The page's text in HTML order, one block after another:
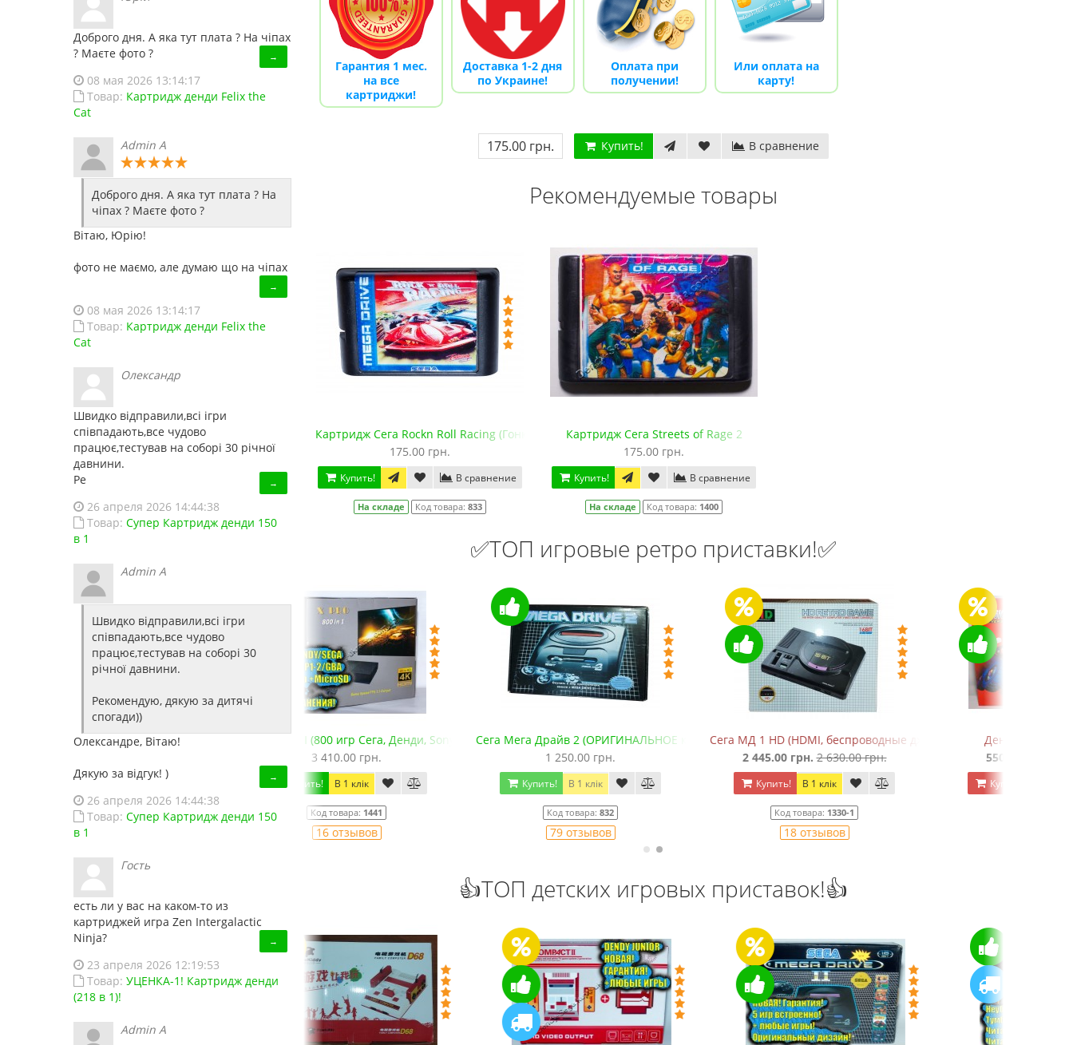
Доброго дня. А яка тут плата ? На чіпах
? Маєте фото ?
→
08 мая 2026 13:14:17
Товар: Картридж денди Felix the
Cat
Admin A
Доброго дня. А яка тут плата ? На
чіпах ? Маєте фото ?
Вітаю, Юрію!
фото не маємо, але думаю що на чіпах
→
08 мая 2026 13:14:17
Товар: Картридж денди Felix the
Cat
Олександр
Швидко відправили,всі ігри
співпадають,все чудово
працює,тестував на соборі 30 річної
давнини.
Ре
→
26 апреля 2026 14:44:38
Товар: Супер Картридж денди 150
в 1
Admin A
Швидко відправили,всі ігри
співпадають,все чудово
працює,тестував на соборі 30
річної давнини.
Рекомендую, дякую за дитячі
спогади))
Олександре, Вітаю!
Дякую за відгук! ) →
26 апреля 2026 14:44:38
Товар: Супер Картридж денди 150
в 1
Гость
есть ли у вас на каком-то из
картриджей игра Zen Intergalactic
Ninja?
→
23 апреля 2026 12:19:53
Товар: УЦЕНКА-1! Картридж денди
(218 в 1)!
Admin A
Гарантия 1 мес.
на все
картриджи!
Доставка 1-2 дня
по Украине!
Оплата при
получении!
Или оплата на
карту!
175.00 грн. Купить! В сравнение
Рекомендуемые товары
Картридж Сега Rockn Roll Racing (Гонки под рокнролл)
175.00 грн.
Купить! В сравнение
На складе Код товара: 833
Картридж Сега Streets of Rage 2
175.00 грн.
Купить! В сравнение
На складе Код товара: 1400
✅ТОП игровые ретро приставки!✅
джойстики)X-PRO HDMI (800 игр Сега, Денди, Sony PS1, SNES, GBA. +microSD)
Купить!
Код товара: 1441
Сега Мега Драйв 2 (ОРИГИНАЛЬНОЕ качество!)
Купить! В 1 клік
Сега МД 1 HD (HDMI, беспроводные джойстики)
2 445.00 грн.
Купить! В 1 клік
Денди TY PS-1 (+16 игр)
550.00 грн.
Купить! В 1 клік
Код товара:
👍ТОП детских игровых приставок!👍